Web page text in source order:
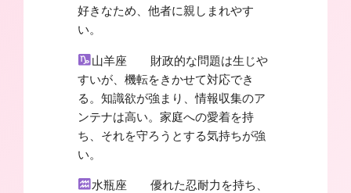
好きなため、他者に親しまれやす
い。
山羊座 財政的な問題は生じや
すいが、機転をきかせて対応でき
る。知識欲が強まり、情報収集のア
ンテナは高い。家庭への愛着を持
ち、それを守ろうとする気持ちが強
い。
水瓶座 優れた忍耐力を持ち、